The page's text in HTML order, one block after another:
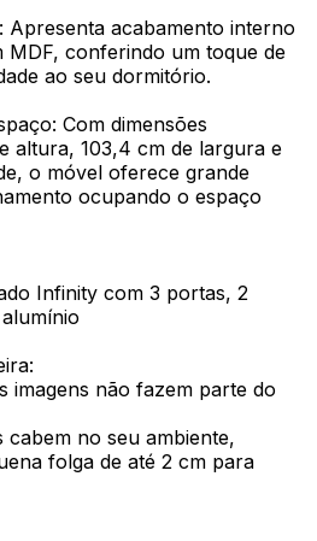
Apresenta acabamento interno
MDF, conferindo um toque de
ao seu dormitório.
Com dimensões
altura, 103,4 cm de largura e
o móvel oferece grande
ocupando o espaço
Infinity com 3 portas, 2
imagens não fazem parte do
cabem no seu ambiente,
folga de até 2 cm para